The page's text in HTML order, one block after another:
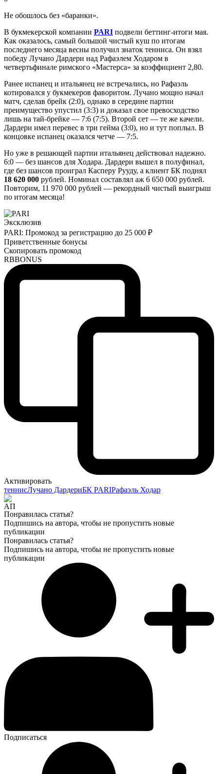
Не обошлось без «баранки».
В букмекерской компании PARI подвели беттинг-итоги мая.
Как оказалось, самый большой чистый куш по итогам
последнего месяца весны получил знаток тенниса. Он взял
победу Лучано Дардери над Рафаэлем Ходаром в
четвертьфинале римского «Мастерса» за коэффициент 2,80.
Ранее испанец и итальянец не встречались, но Рафаэль
котировался у букмекеров фаворитом. Лучано мощно начал
матч, сделав брейк (2:0), однако в середине партии
преимущество упустил (3:3) и доказал свое превосходство
лишь на тай-брейке — 7:6 (7:5). Второй сет — те же качели.
Дардери имел перевес в три гейма (3:0), но и тут поплыл. В
концовке испанец оказался четче — 7:5.
Но уже в решающей партии итальянец действовал надежно.
6:0 — без шансов для Ходара. Дардери вышел в полуфинал,
где без шансов проиграл Касперу Рууду, а клиент БК поднял
18 620 000 рублей. Номинал составлял аж 6 650 000 рублей.
Повторим, 11 970 000 рублей — рекордный чистый выигрыш
по итогам месяца!
Эксклюзив
PARI: Промокод за регистрацию до 25 000 ₽
Приветственные бонусы
Скопировать промокод
RBBONUS
Активировать
теннисЛучано ДардериБК PARIРафаэль Ходар
Понравилась статья?
Подпишись на автора, чтобы не пропустить новые
публикации
Понравилась статья?
Подпишись на автора, чтобы не пропустить новые
публикации
Подписаться